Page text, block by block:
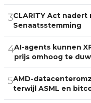
3CLARITY Act
Senaatsstemming
4AI-agents kunnen
prijs omhoog te
5AMD-
terwijl ASML en